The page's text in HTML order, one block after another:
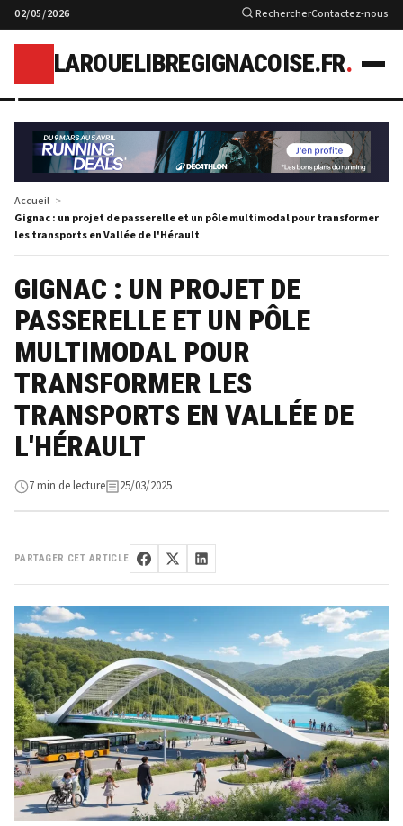
02/05/2026 RechercherContactez-nous
l
LAROUELIBREGIGNACOISE.FR.
Accueil
Gignac : un projet de passerelle et un pôle multimodal pour transformer
les transports en Vallée de l'Hérault
GIGNAC : UN PROJET DE
PASSERELLE ET UN PÔLE
MULTIMODAL POUR
TRANSFORMER LES
TRANSPORTS EN VALLÉE DE
L'HÉRAULT
7 min de lecture 25/03/2025
PARTAGER CET ARTICLE